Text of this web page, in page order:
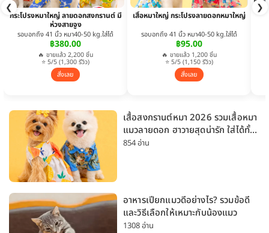
❮ ❯
กระโปรงหมาใหญ่ ลายดอกสงกรานต์ มี
ห่วงสายจูง
รอบอกถึง 41 นิ้ว หมา40-50 kg.ใส่ได้
฿380.00
🔥 ขายแล้ว 2,200 ชิ้น
⭐ 5/5 (1,300 รีวิว)
สั่งเลย
เสื้อหมาใหญ่ กระโปรงลายดอกหมาใหญ่
รอบอกถึง 41 นิ้ว หมา40-50 kg.ใส่ได้
฿95.00
🔥 ขายแล้ว 1,200 ชิ้น
⭐ 5/5 (1,150 รีวิว)
สั่งเลย
เสื้อสงกรานต์หมา 2026 รวมเสื้อหมา
แมวลายดอก ฮาวายสุดน่ารัก ใส่ได้ทั้ง
หมาเล็กและหมาใหญ่
854 อ่าน
อาหารเปียกแมวดีอย่างไร? รวมข้อดี
และวิธีเลือกให้เหมาะกับน้องแมว
1308 อ่าน